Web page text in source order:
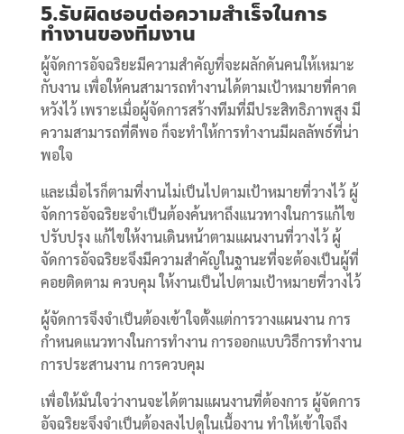
5.รับผิดชอบต่อความสำเร็จในการ
ทำงานของทีมงาน
ผู้จัดการอัจฉริยะมีความสำคัญที่จะผลักดันคนให้เหมาะ
กับงาน เพื่อให้คนสามารถทำงานได้ตามเป้าหมายที่คาด
หวังไว้ เพราะเมื่อผู้จัดการสร้างทีมที่มีประสิทธิภาพสูง มี
ความสามารถที่ดีพอ ก็จะทำให้การทำงานมีผลลัพธ์ที่น่า
พอใจ
และเมื่อไรก็ตามที่งานไม่เป็นไปตามเป้าหมายที่วางไว้ ผู้
จัดการอัจฉริยะจำเป็นต้องค้นหาถึงแนวทางในการแก้ไข
ปรับปรุง แก้ไขให้งานเดินหน้าตามแผนงานที่วางไว้ ผู้
จัดการอัจฉริยะจึงมีความสำคัญในฐานะที่จะต้องเป็นผู้ที่
คอยติดตาม ควบคุม ให้งานเป็นไปตามเป้าหมายที่วางไว้
ผู้จัดการจึงจำเป็นต้องเข้าใจตั้งแต่การวางแผนงาน การ
กำหนดแนวทางในการทำงาน การออกแบบวิธีการทำงาน
การประสานงาน การควบคุม
เพื่อให้มั่นใจว่างานจะได้ตามแผนงานที่ต้องการ ผู้จัดการ
อัจฉริยะจึงจำเป็นต้องลงไปดูในเนื้องาน ทำให้เข้าใจถึง